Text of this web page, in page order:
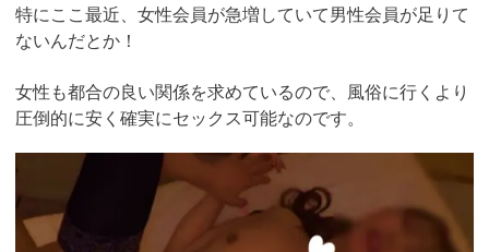
特にここ最近、女性会員が急増していて男性会員が足りて
ないんだとか！
女性も都合の良い関係を求めているので、風俗に行くより
圧倒的に安く確実にセックス可能なのです。
https://pcmax.jp/lp/?
ad_id=rm327007